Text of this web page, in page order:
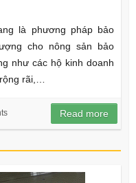
là phương pháp bảo
cho nông sản bảo
như các hộ kinh doanh
rãi,…
Read more